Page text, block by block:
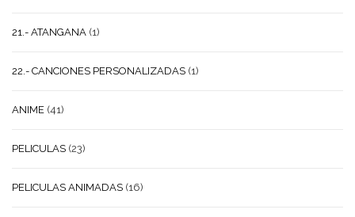
21.- ATANGANA (1)
22.- CANCIONES PERSONALIZADAS (1)
ANIME (41)
PELICULAS (23)
PELICULAS ANIMADAS (16)